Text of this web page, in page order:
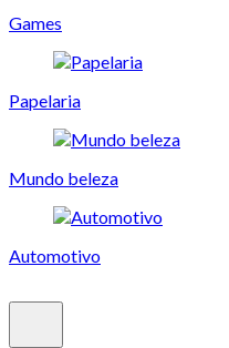
Games
Papelaria
Mundo beleza
Automotivo